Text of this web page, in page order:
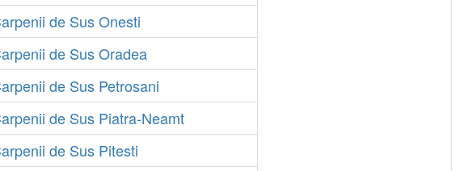
de Sus Onesti
de Sus Oradea
de Sus Petrosani
de Sus Piatra-Neamt
de Sus Pitesti